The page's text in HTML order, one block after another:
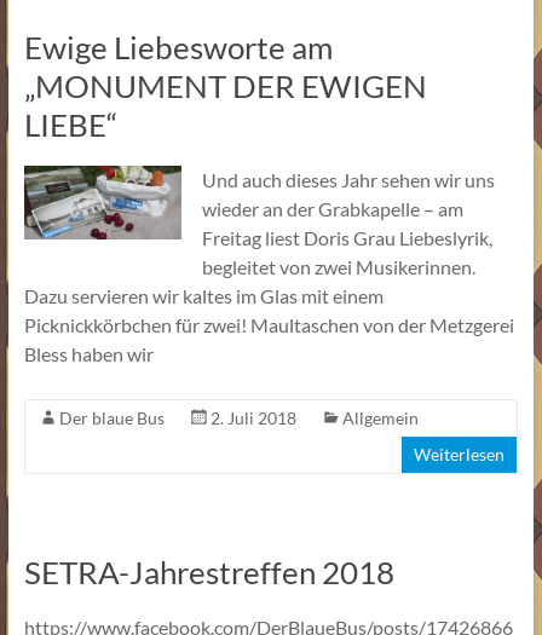
Ewige Liebesworte am
„MONUMENT DER EWIGEN
LIEBE“
Und auch dieses Jahr sehen wir uns
wieder an der Grabkapelle – am
Freitag liest Doris Grau Liebeslyrik,
begleitet von zwei Musikerinnen.
Dazu servieren wir kaltes im Glas mit einem
Picknickkörbchen für zwei! Maultaschen von der Metzgerei
Bless haben wir
Der blaue Bus 2. Juli 2018
Allgemein
Weiterlesen
SETRA-Jahrestreffen 2018
https://www.facebook.com/DerBlaueBus/posts/17426866